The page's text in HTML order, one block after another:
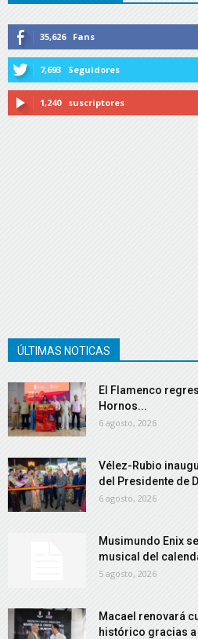
35,626 Fans
7,693 Seguidores
1,240 suscriptores
ÚLTIMAS NOTICAS
El Flamenco
Hornos...
6 agosto, 2026
Vélez-Rubio
del Presidente de
6 agosto, 2026
Musimundo Enix
musical del
5 agosto, 2026
Macael renovará
histórico gracias a